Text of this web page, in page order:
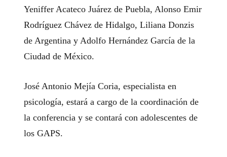
Yeniffer Acateco Juárez de Puebla, Alonso Emir
Rodríguez Chávez de Hidalgo, Liliana Donzis
de Argentina y Adolfo Hernández García de la
Ciudad de México.
José Antonio Mejía Coria, especialista en
psicología, estará a cargo de la coordinación de
la conferencia y se contará con adolescentes de
los GAPS.